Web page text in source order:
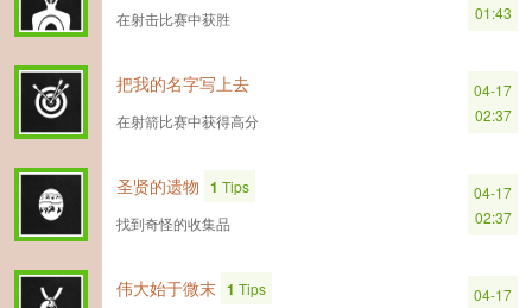
在射击比赛中获胜
01:43
把我的名字写上去
在射箭比赛中获得高分
04-17
02:37
圣贤的遗物 1 Tips
找到奇怪的收集品
04-17
02:37
伟大始于微末 1 Tips
04-17